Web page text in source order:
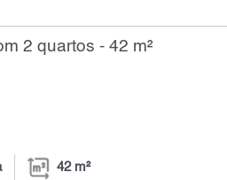
2 quartos - 42 m²
42 m²